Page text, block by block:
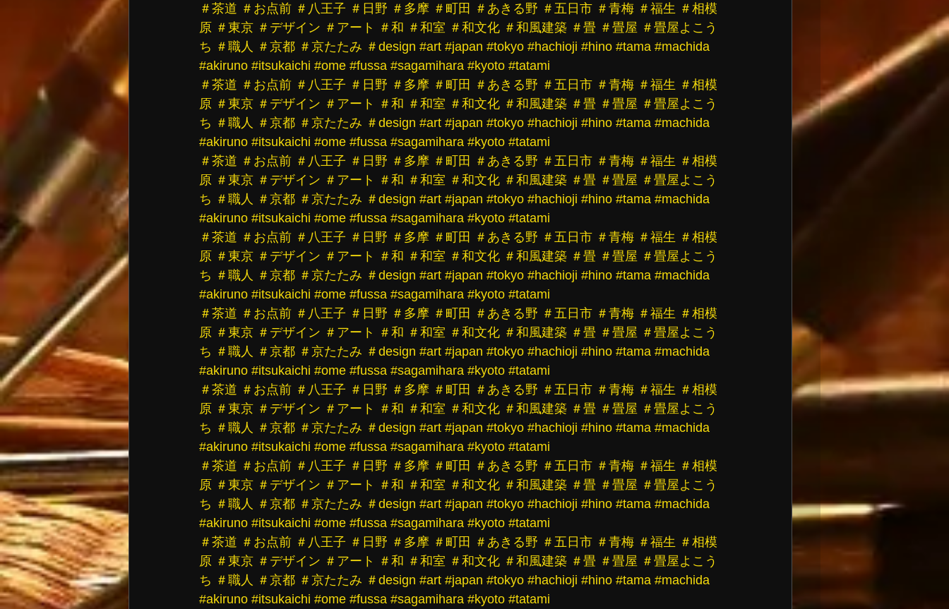
＃茶道 ＃お点前 ＃八王子 ＃日野 ＃多摩 ＃町田 ＃あきる野 ＃五日市 ＃青梅 ＃福生 ＃相模
原 ＃東京 ＃デザイン ＃アート ＃和 ＃和室 ＃和文化 ＃和風建築 ＃畳 ＃畳屋 ＃畳屋よこう
ち ＃職人 ＃京都 ＃京たたみ ＃design #art #japan #tokyo #hachioji #hino #tama #machida
#akiruno #itsukaichi #ome #fussa #sagamihara #kyoto #tatami
＃茶道 ＃お点前 ＃八王子 ＃日野 ＃多摩 ＃町田 ＃あきる野 ＃五日市 ＃青梅 ＃福生 ＃相模
原 ＃東京 ＃デザイン ＃アート ＃和 ＃和室 ＃和文化 ＃和風建築 ＃畳 ＃畳屋 ＃畳屋よこう
ち ＃職人 ＃京都 ＃京たたみ ＃design #art #japan #tokyo #hachioji #hino #tama #machida
#akiruno #itsukaichi #ome #fussa #sagamihara #kyoto #tatami
＃茶道 ＃お点前 ＃八王子 ＃日野 ＃多摩 ＃町田 ＃あきる野 ＃五日市 ＃青梅 ＃福生 ＃相模
原 ＃東京 ＃デザイン ＃アート ＃和 ＃和室 ＃和文化 ＃和風建築 ＃畳 ＃畳屋 ＃畳屋よこう
ち ＃職人 ＃京都 ＃京たたみ ＃design #art #japan #tokyo #hachioji #hino #tama #machida
#akiruno #itsukaichi #ome #fussa #sagamihara #kyoto #tatami
＃茶道 ＃お点前 ＃八王子 ＃日野 ＃多摩 ＃町田 ＃あきる野 ＃五日市 ＃青梅 ＃福生 ＃相模
原 ＃東京 ＃デザイン ＃アート ＃和 ＃和室 ＃和文化 ＃和風建築 ＃畳 ＃畳屋 ＃畳屋よこう
ち ＃職人 ＃京都 ＃京たたみ ＃design #art #japan #tokyo #hachioji #hino #tama #machida
#akiruno #itsukaichi #ome #fussa #sagamihara #kyoto #tatami
＃茶道 ＃お点前 ＃八王子 ＃日野 ＃多摩 ＃町田 ＃あきる野 ＃五日市 ＃青梅 ＃福生 ＃相模
原 ＃東京 ＃デザイン ＃アート ＃和 ＃和室 ＃和文化 ＃和風建築 ＃畳 ＃畳屋 ＃畳屋よこう
ち ＃職人 ＃京都 ＃京たたみ ＃design #art #japan #tokyo #hachioji #hino #tama #machida
#akiruno #itsukaichi #ome #fussa #sagamihara #kyoto #tatami
＃茶道 ＃お点前 ＃八王子 ＃日野 ＃多摩 ＃町田 ＃あきる野 ＃五日市 ＃青梅 ＃福生 ＃相模
原 ＃東京 ＃デザイン ＃アート ＃和 ＃和室 ＃和文化 ＃和風建築 ＃畳 ＃畳屋 ＃畳屋よこう
ち ＃職人 ＃京都 ＃京たたみ ＃design #art #japan #tokyo #hachioji #hino #tama #machida
#akiruno #itsukaichi #ome #fussa #sagamihara #kyoto #tatami
＃茶道 ＃お点前 ＃八王子 ＃日野 ＃多摩 ＃町田 ＃あきる野 ＃五日市 ＃青梅 ＃福生 ＃相模
原 ＃東京 ＃デザイン ＃アート ＃和 ＃和室 ＃和文化 ＃和風建築 ＃畳 ＃畳屋 ＃畳屋よこう
ち ＃職人 ＃京都 ＃京たたみ ＃design #art #japan #tokyo #hachioji #hino #tama #machida
#akiruno #itsukaichi #ome #fussa #sagamihara #kyoto #tatami
＃茶道 ＃お点前 ＃八王子 ＃日野 ＃多摩 ＃町田 ＃あきる野 ＃五日市 ＃青梅 ＃福生 ＃相模
原 ＃東京 ＃デザイン ＃アート ＃和 ＃和室 ＃和文化 ＃和風建築 ＃畳 ＃畳屋 ＃畳屋よこう
ち ＃職人 ＃京都 ＃京たたみ ＃design #art #japan #tokyo #hachioji #hino #tama #machida
#akiruno #itsukaichi #ome #fussa #sagamihara #kyoto #tatami